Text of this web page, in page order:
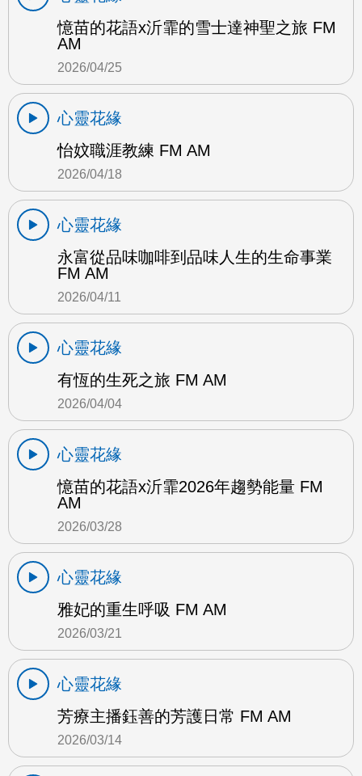
憶苗的花語x沂霏的雪士達神聖之旅 FM
AM
2026/04/25
心靈花緣
怡妏職涯教練 FM AM
2026/04/18
心靈花緣
永富從品味咖啡到品味人生的生命事業
FM AM
2026/04/11
心靈花緣
有恆的生死之旅 FM AM
2026/04/04
心靈花緣
憶苗的花語x沂霏2026年趨勢能量 FM
AM
2026/03/28
心靈花緣
雅妃的重生呼吸 FM AM
2026/03/21
心靈花緣
芳療主播鈺善的芳護日常 FM AM
2026/03/14